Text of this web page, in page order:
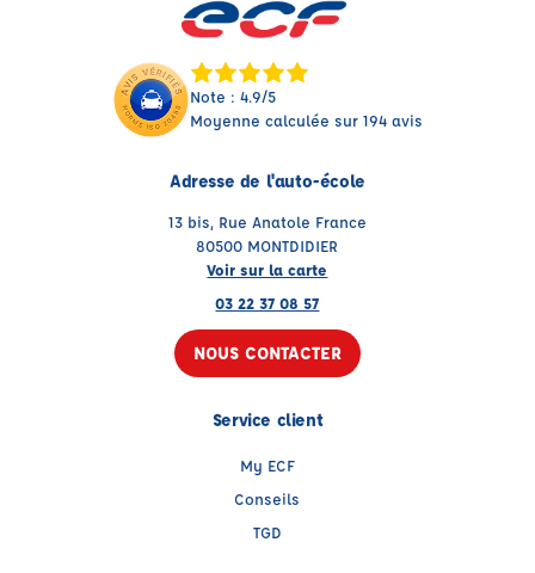
Note : 4.9/5
Moyenne calculée sur 194 avis
Adresse de l'auto-école
13 bis, Rue Anatole France
80500 MONTDIDIER
Voir sur la carte
03 22 37 08 57
NOUS CONTACTER
Service client
My ECF
Conseils
TGD